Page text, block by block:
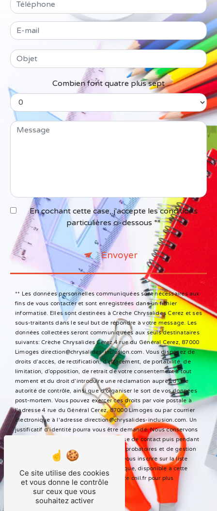
Combien font quatre plus sept
En cochant cette case, j'accepte les conditions
particulières ci-dessous **
Envoyer
** Les données personnelles communiquées sont nécessaires aux
fins de vous contacter et sont enregistrées dans un fichier
informatisé. Elles sont destinées à Crèche Chrysalides Cerez et ses
sous-traitants dans le seul but de répondre à votre message. Les
données collectées seront communiquées aux seuls destinataires
suivants: Crèche Chrysalides Cerez 4 rue du Général Cerez, 87000
Limoges direction@chrysalides-inclusion.com. Vous disposez de
droits d’accès, de rectification, d’effacement, de portabilité, de
limitation, d’opposition, de retrait de votre consentement à tout
moment et du droit d’introduire une réclamation auprès d’une
autorité de contrôle, ainsi que d’organiser le sort de vos données
post-mortem. Vous pouvez exercer ces droits par voie postale à
l'adresse 4 rue du Général Cerez, 87000 Limoges ou par courrier
électronique à l'adresse direction@chrysalides-inclusion.com. Un
justificatif d'identité pourra vous être demandé. Nous conservons
vos données pendant la période de prise de contact puis pendant
la durée de prescription légale aux fins probatoires et de gestion
des contentieux. Vous avez le droit de vous inscrire sur la liste
d'opposition au démarchage téléphonique, disponible à cette
adresse: Bloctel.gouv.fr
. Consultez le site cnil.fr pour plus
Ce site utilise des cookies
et vous donne le contrôle
sur ceux que vous
souhaitez activer